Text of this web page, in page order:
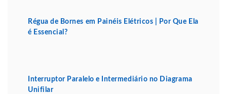
Régua de Bornes em Painéis Elétricos | Por Que Ela
é Essencial?
Interruptor Paralelo e Intermediário no Diagrama
Unifilar